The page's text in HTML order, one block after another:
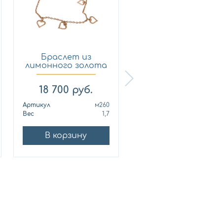
Браслет из
лимонного золота
ВЕРОНА м260
18 700 руб.
Артикул
м260
Вес
1,7
В корзину